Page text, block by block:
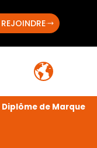
Diplôme de Marque